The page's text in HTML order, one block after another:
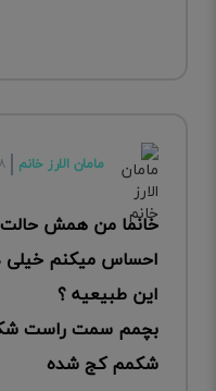
مامان الارز خانم ۸ ماهگی
خانما من همش حالت
احساس میکنم خیلی
این طبیعیه ؟
بچمم سمت راست
شکمم کج شده